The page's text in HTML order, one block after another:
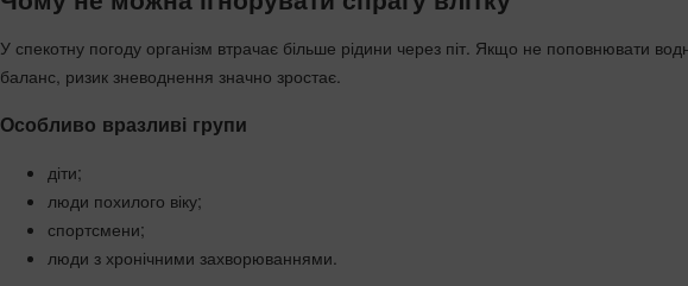
У спекотну погоду організм втрачає більше рідини через піт. Якщо не поповнювати
баланс, ризик зневоднення значно зростає.
Особливо вразливі групи
діти;
люди похилого віку;
спортсмени;
люди з хронічними захворюваннями.